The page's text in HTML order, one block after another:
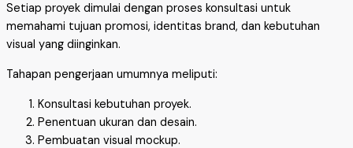
Setiap proyek dimulai dengan proses konsultasi untuk
memahami tujuan promosi, identitas brand, dan kebutuhan
visual yang diinginkan.
Tahapan pengerjaan umumnya meliputi:
Konsultasi kebutuhan proyek.
Penentuan ukuran dan desain.
Pembuatan visual mockup.